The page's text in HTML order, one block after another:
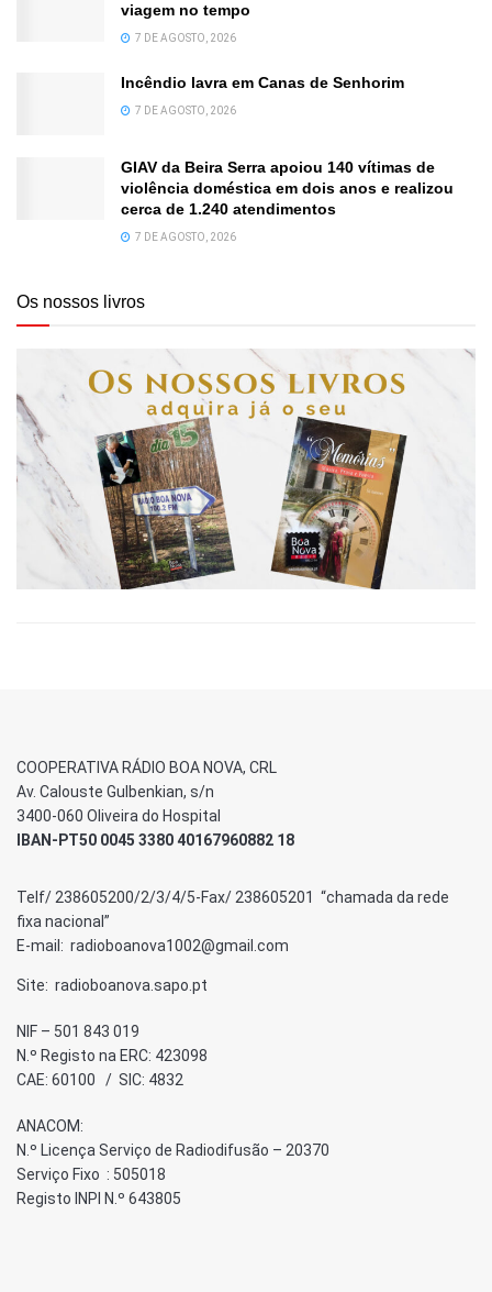
viagem no tempo
7 DE AGOSTO, 2026
Incêndio lavra em Canas de Senhorim
7 DE AGOSTO, 2026
GIAV da Beira Serra apoiou 140 vítimas de
violência doméstica em dois anos e realizou
cerca de 1.240 atendimentos
7 DE AGOSTO, 2026
Os nossos livros
COOPERATIVA RÁDIO BOA NOVA, CRL
Av. Calouste Gulbenkian, s/n
3400-060 Oliveira do Hospital
IBAN-PT50 0045 3380 40167960882 18
Telf/ 238605200/2/3/4/5-Fax/ 238605201 “chamada da rede
fixa nacional”
E-mail: radioboanova1002@gmail.com
Site: radioboanova.sapo.pt
NIF – 501 843 019
N.º Registo na ERC: 423098
CAE: 60100 / SIC: 4832
ANACOM:
N.º Licença Serviço de Radiodifusão – 20370
Serviço Fixo : 505018
Registo INPI N.º 643805